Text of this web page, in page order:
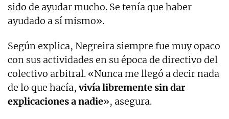
sido de ayudar mucho. Se tenía que haber
ayudado a sí mismo».
Según explica, Negreira siempre fue muy opaco
con sus actividades en su época de directivo del
colectivo arbitral. «Nunca me llegó a decir nada
de lo que hacía,vivía libremente sin dar
explicaciones a nadie», asegura.